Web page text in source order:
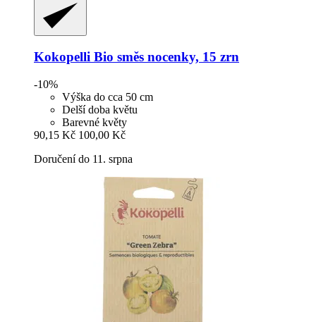
Kokopelli Bio směs nocenky, 15 zrn
-10%
Výška do cca 50 cm
Delší doba květu
Barevné květy
90,15 Kč 100,00 Kč
Doručení do 11. srpna